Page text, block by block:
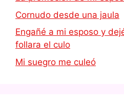
Cornudo desde una jaula
Engañé a mi esposo y
follara el culo
Mi suegro me culeó